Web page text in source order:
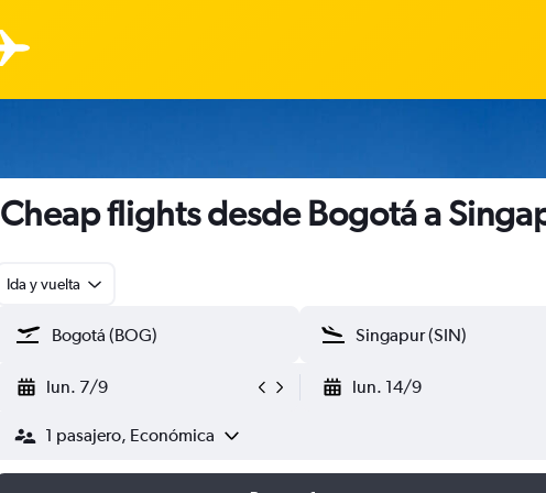
Cheap flights desde Bogotá a
Ida y vuelta
lun. 7/9 lun. 14/9
1 pasajero, Económica